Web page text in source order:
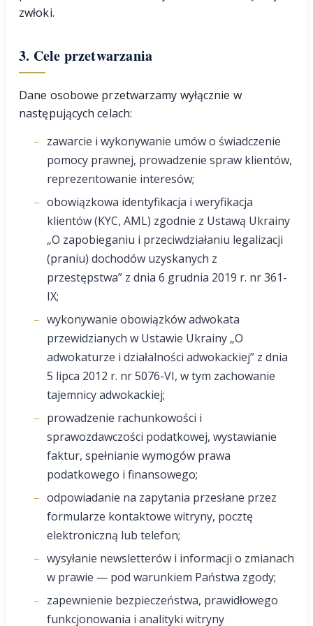
zwłoki.
3. Cele przetwarzania
Dane osobowe przetwarzamy wyłącznie w
następujących celach:
zawarcie i wykonywanie umów o świadczenie
pomocy prawnej, prowadzenie spraw klientów,
reprezentowanie interesów;
obowiązkowa identyfikacja i weryfikacja
klientów (KYC, AML) zgodnie z Ustawą Ukrainy
„O zapobieganiu i przeciwdziałaniu legalizacji
(praniu) dochodów uzyskanych z
przestępstwa” z dnia 6 grudnia 2019 r. nr 361-
IX;
wykonywanie obowiązków adwokata
przewidzianych w Ustawie Ukrainy „O
adwokaturze i działalności adwokackiej” z dnia
5 lipca 2012 r. nr 5076-VI, w tym zachowanie
tajemnicy adwokackiej;
prowadzenie rachunkowości i
sprawozdawczości podatkowej, wystawianie
faktur, spełnianie wymogów prawa
podatkowego i finansowego;
odpowiadanie na zapytania przesłane przez
formularze kontaktowe witryny, pocztę
elektroniczną lub telefon;
wysyłanie newsletterów i informacji o zmianach
w prawie — pod warunkiem Państwa zgody;
zapewnienie bezpieczeństwa, prawidłowego
funkcjonowania i analityki witryny